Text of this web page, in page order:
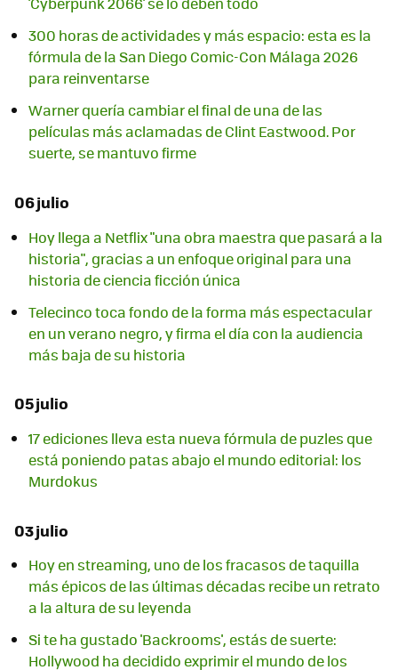
300 horas de actividades y más espacio: esta es la
fórmula de la San Diego Comic-Con Málaga 2026
para reinventarse
Warner quería cambiar el final de una de las
películas más aclamadas de Clint Eastwood. Por
suerte, se mantuvo firme
06 julio
Hoy llega a Netflix "una obra maestra que pasará a la
historia", gracias a un enfoque original para una
historia de ciencia ficción única
Telecinco toca fondo de la forma más espectacular
en un verano negro, y firma el día con la audiencia
más baja de su historia
05 julio
17 ediciones lleva esta nueva fórmula de puzles que
está poniendo patas abajo el mundo editorial: los
Murdokus
03 julio
Hoy en streaming, uno de los fracasos de taquilla
más épicos de las últimas décadas recibe un retrato
a la altura de su leyenda
Si te ha gustado 'Backrooms', estás de suerte:
Hollywood ha decidido exprimir el mundo de los